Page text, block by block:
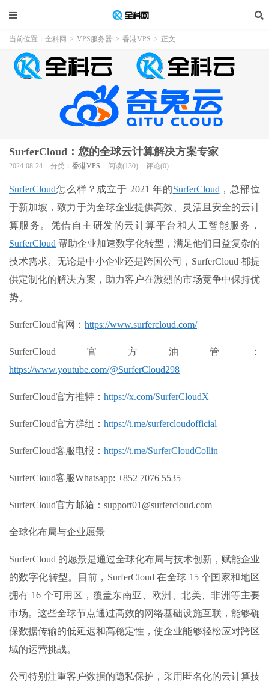
当前位置： 全科网 > VPS服务器 > 香港VPS > 正文
SurferCloud：您的全球云计算解决方案专家
2024-08-24 分类： 香港VPS 阅读(130) 评论(0)
SurferCloud怎么样？成立于 2021 年的SurferCloud ，总部位
于新加坡，致力于为全球企业提供高效、灵活且安全的云计
算服务。凭借自主研发的云计算平台和人工智能服务，
SurferCloud 帮助企业加速数字化转型，满足他们日益复杂的
技术需求。无论是中小企业还是跨国公司，SurferCloud 都提
供定制化的解决方案，助力客户在激烈的市场竞争中保持优
势。
SurferCloud官网： https://www.surfercloud.com/
SurferCloud官方油管：
https://www.youtube.com/@SurferCloud298
SurferCloud官方推特： https://x.com/SurferCloudX
SurferCloud官方群组： https://t.me/surfercloudofficial
SurferCloud客服电报： https://t.me/SurferCloudCollin
SurferCloud客服Whatsapp: +852 7076 5535
SurferCloud官方邮箱：support01@surfercloud.com
全球化布局与企业愿景
SurferCloud 的愿景是通过全球化布局与技术创新，赋能企业
的数字化转型。目前，SurferCloud 在全球 15 个国家和地区
拥有 16 个可用区，覆盖东南亚、欧洲、北美、非洲等主要
市场。这些全球节点通过高效的网络基础设施互联，能够确
保数据传输的低延迟和高稳定性，使企业能够轻松应对跨区
域的运营挑战。
公司特别注重客户数据的隐私保护，采用匿名化的云计算技